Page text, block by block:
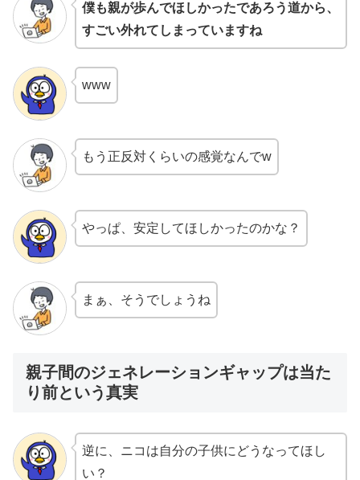
僕も親が歩んでほしかったであろう道から、
すごい外れてしまっていますね
www
もう正反対くらいの感覚なんでw
やっぱ、安定してほしかったのかな？
まぁ、そうでしょうね
親子間のジェネレーションギャップは当た
り前という真実
逆に、ニコは自分の子供にどうなってほし
い？